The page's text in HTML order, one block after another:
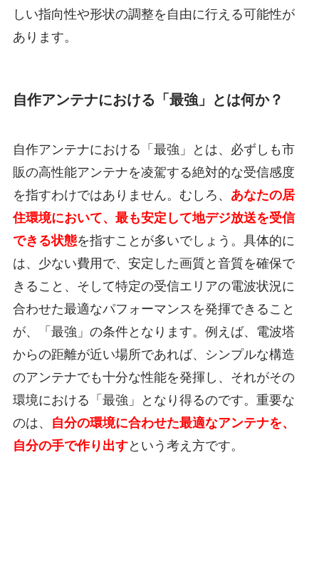
しい指向性や形状の調整を自由に行える可能性が
あります。
自作アンテナにおける「最強」とは何か？
自作アンテナにおける「最強」とは、必ずしも市
販の高性能アンテナを凌駕する絶対的な受信感度
を指すわけではありません。むしろ、 あなたの居
住環境において、最も安定して地デジ放送を受信
できる状態を指すことが多いでしょう。具体的に
は、少ない費用で、安定した画質と音質を確保で
きること、そして特定の受信エリアの電波状況に
合わせた最適なパフォーマンスを発揮できること
が、「最強」の条件となります。例えば、電波塔
からの距離が近い場所であれば、シンプルな構造
のアンテナでも十分な性能を発揮し、それがその
環境における「最強」となり得るのです。重要な
のは、
自分の環境に合わせた最適なアンテナを、
自分の手で作り出すという考え方です。